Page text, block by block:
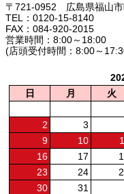
〒721-0952 広島県福山
TEL：0120-15-8140
FAX：084-920-2015
営業時間：8:00～18:00
(店頭受付時間：8:00～
日
月 火
2
3
9
10
16
17
23
24
30
31